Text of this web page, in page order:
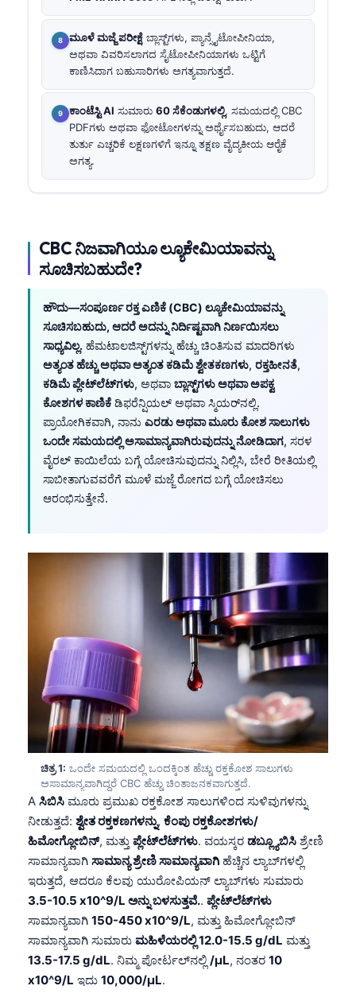
ಮೂಳೆ ಮಜ್ಜೆ ಪರೀಕ್ಷೆ ಬ್ಲಾಸ್ಟ್‌ಗಳು, ಪ್ಯಾನ್ಸೈಟೋಪೀನಿಯಾ,
ಅಥವಾ ವಿವರಿಸಲಾಗದ ಸೈಟೋಪೀನಿಯಾಗಳು ಒಟ್ಟಿಗೆ
ಕಾಣಿಸಿದಾಗ ಬಹುಸಾರಿಗಳು ಅಗತ್ಯವಾಗುತ್ತದೆ.
ಕಾಂಟೆಸ್ಟಿ AI ಸುಮಾರು 60 ಸೆಕೆಂಡುಗಳಲ್ಲಿ, ಸಮಯದಲ್ಲಿ CBC
PDFಗಳು ಅಥವಾ ಫೋಟೋಗಳನ್ನು ಅರ್ಥೈಸಬಹುದು, ಆದರೆ
ತುರ್ತು ಎಚ್ಚರಿಕೆ ಲಕ್ಷಣಗಳಿಗೆ ಇನ್ನೂ ತಕ್ಷಣ ವೈದ್ಯಕೀಯ ಆರೈಕೆ
ಅಗತ್ಯ.
CBC ನಿಜವಾಗಿಯೂ ಲ್ಯೂಕೇಮಿಯಾವನ್ನು
ಸೂಚಿಸಬಹುದೇ?
ಹೌದು—ಸಂಪೂರ್ಣ ರಕ್ತ ಎಣಿಕೆ (CBC) ಲ್ಯೂಕೇಮಿಯಾವನ್ನು
ಸೂಚಿಸಬಹುದು, ಆದರೆ ಅದನ್ನು ನಿರ್ದಿಷ್ಟವಾಗಿ ನಿರ್ಣಯಿಸಲು
ಸಾಧ್ಯವಿಲ್ಲ. ಹೆಮಟಾಲಜಿಸ್ಟ್‌ಗಳನ್ನು ಹೆಚ್ಚು ಚಿಂತಿಸುವ ಮಾದರಿಗಳು
ಅತ್ಯಂತ ಹೆಚ್ಚು ಅಥವಾ ಅತ್ಯಂತ ಕಡಿಮೆ ಶ್ವೇತಕಣಗಳು, ರಕ್ತಹೀನತೆ,
ಕಡಿಮೆ ಪ್ಲೇಟ್‌ಲೆಟ್‌ಗಳು, ಅಥವಾ ಬ್ಲಾಸ್ಟ್‌ಗಳು ಅಥವಾ ಅಪಕ್ವ
ಕೋಶಗಳ ಕಾಣಿಕೆ ಡಿಫರೆನ್ಷಿಯಲ್ ಅಥವಾ ಸ್ಮಿಯರ್‌ನಲ್ಲಿ.
ಪ್ರಾಯೋಗಿಕವಾಗಿ, ನಾನು ಎರಡು ಅಥವಾ ಮೂರು ಕೋಶ ಸಾಲುಗಳು
ಒಂದೇ ಸಮಯದಲ್ಲಿ ಅಸಾಮಾನ್ಯವಾಗಿರುವುದನ್ನು ನೋಡಿದಾಗ, ಸರಳ
ವೈರಲ್ ಕಾಯಿಲೆಯ ಬಗ್ಗೆ ಯೋಚಿಸುವುದನ್ನು ನಿಲ್ಲಿಸಿ, ಬೇರೆ ರೀತಿಯಲ್ಲಿ
ಸಾಬೀತಾಗುವವರೆಗೆ ಮೂಳೆ ಮಜ್ಜೆ ರೋಗದ ಬಗ್ಗೆ ಯೋಚಿಸಲು
ಆರಂಭಿಸುತ್ತೇನೆ.
ಚಿತ್ರ 1: ಒಂದೇ ಸಮಯದಲ್ಲಿ ಒಂದಕ್ಕಿಂತ ಹೆಚ್ಚು ರಕ್ತಕೋಶ ಸಾಲುಗಳು
ಅಸಾಮಾನ್ಯವಾಗಿದ್ದರೆ CBC ಹೆಚ್ಚು ಚಿಂತಾಜನಕವಾಗುತ್ತದೆ.
A ಸಿಬಿಸಿ ಮೂರು ಪ್ರಮುಖ ರಕ್ತಕೋಶ ಸಾಲುಗಳಿಂದ ಸುಳಿವುಗಳನ್ನು
ನೀಡುತ್ತದೆ: ಶ್ವೇತ ರಕ್ತಕಣಗಳನ್ನು, ಕೆಂಪು ರಕ್ತಕೋಶಗಳು/
ಹಿಮೋಗ್ಲೋಬಿನ್, ಮತ್ತು ಪ್ಲೇಟ್‌ಲೆಟ್‌ಗಳು. ವಯಸ್ಕರ ಡಬ್ಲ್ಯೂಬಿಸಿ ಶ್ರೇಣಿ
ಸಾಮಾನ್ಯವಾಗಿ ಸಾಮಾನ್ಯ ಶ್ರೇಣಿ ಸಾಮಾನ್ಯವಾಗಿ ಹೆಚ್ಚಿನ ಲ್ಯಾಬ್‌ಗಳಲ್ಲಿ
ಇರುತ್ತದೆ, ಆದರೂ ಕೆಲವು ಯುರೋಪಿಯನ್ ಲ್ಯಾಬ್‌ಗಳು ಸುಮಾರು
3.5-10.5 x10^9/L ಅನ್ನು ಬಳಸುತ್ತವೆ.. ಪ್ಲೇಟ್‌ಲೆಟ್‌ಗಳು
ಸಾಮಾನ್ಯವಾಗಿ 150-450 x10^9/L, ಮತ್ತು ಹಿಮೋಗ್ಲೋಬಿನ್
ಸಾಮಾನ್ಯವಾಗಿ ಸುಮಾರು ಮಹಿಳೆಯರಲ್ಲಿ 12.0-15.5 g/dL ಮತ್ತು
13.5-17.5 g/dL. ನಿಮ್ಮ ಪೋರ್ಟಲ್‌ನಲ್ಲಿ /µL, ನಂತರ 10
x10^9/L ಇದು 10,000/µL.